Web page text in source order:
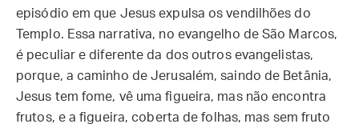
episódio em que Jesus expulsa os vendilhões do
Templo. Essa narrativa, no evangelho de São Marcos,
é peculiar e diferente da dos outros evangelistas,
porque, a caminho de Jerusalém, saindo de Betânia,
Jesus tem fome, vê uma figueira, mas não encontra
frutos, e a figueira, coberta de folhas, mas sem fruto